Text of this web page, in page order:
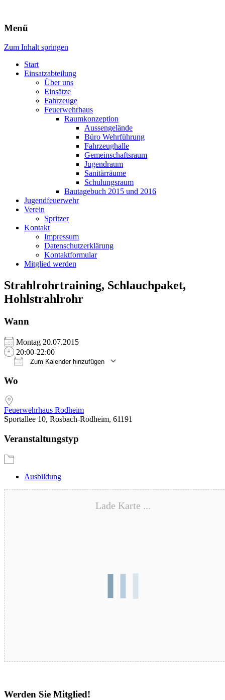
Freiwillige Feuerwehr Rodheim
v.d.H.
Menü
Zum Inhalt springen
Start
Einsatzabteilung
Über uns
Einsätze
Fahrzeuge
Feuerwehrhaus
Raumkonzeption
Aussengelände
Büro Wehrführung
Fahrzeughalle
Gemeinschaftsraum
Jugendraum
Sanitärräume
Schulungsraum
Bautagebuch 2015 und 2016
Jugendfeuerwehr
Verein
Spritzer
Kontakt
Impressum
Datenschutzerklärung
Kontaktformular
Mitglied werden
Strahlrohrtraining, Schlauchpaket,
Hohlstrahlrohr
Wann
Montag 20.07.2015
20:00-22:00
Zum Kalender hinzufügen
Wo
Feuerwehrhaus Rodheim
Sportallee 10, Rosbach-Rodheim, 61191
Veranstaltungstyp
Ausbildung
Lade Karte ...
Blutspende – 17.08.2026
Werden Sie Mitglied!